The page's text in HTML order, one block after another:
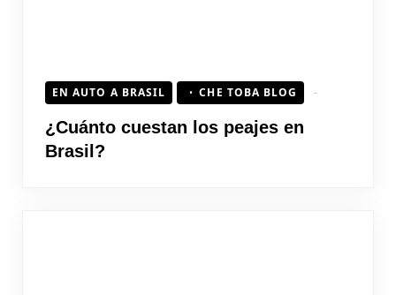
EN AUTO A BRASIL CHE TOBA BLOG
¿Cuánto cuestan los peajes en
Brasil?